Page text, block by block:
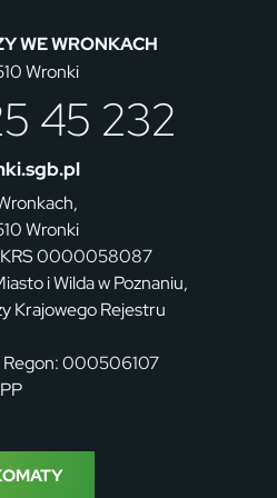
WE WRONKACH
Wronki
45 232
Wronki
KRS 0000058087
i Wilda w Poznaniu,
Krajowego Rejestru
000506107